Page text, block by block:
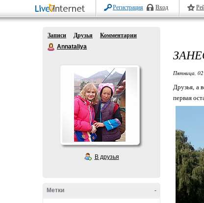
Регистрация Вход
Записи Друзья
Комментарии
Annataliya
В друзья
-
Метки
Пятница,
Друзья, а
первая